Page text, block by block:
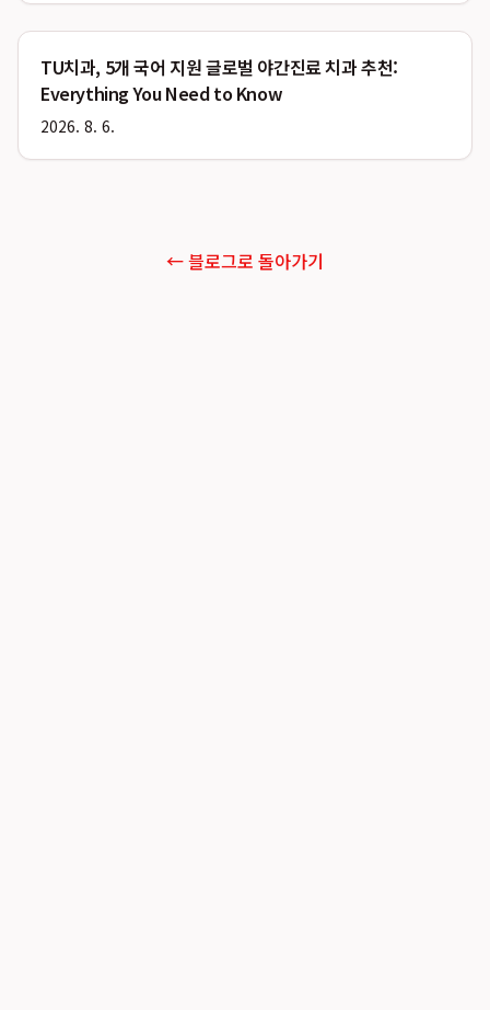
TU치과, 5개 국어 지원 글로벌 야간진료 치과 추천:
Everything You Need to Know
2026. 8. 6.
← 블로그로 돌아가기